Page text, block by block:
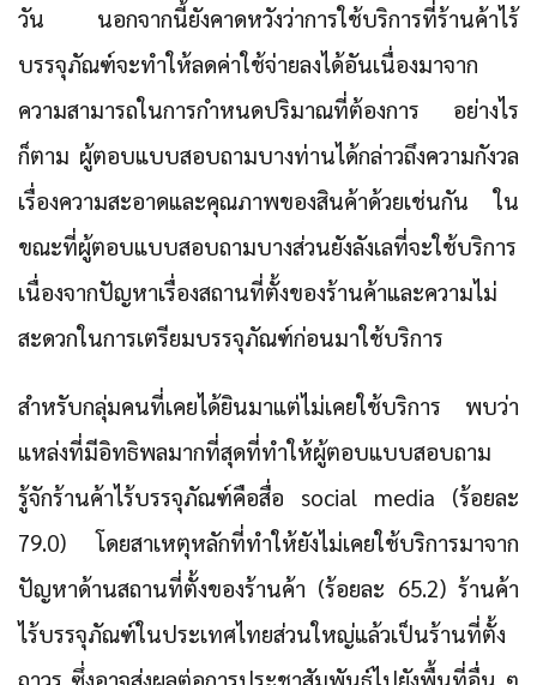
วัน นอกจากนี้ยังคาดหวังว่าการใช้บริการที่ร้านค้าไร้
บรรจุภัณฑ์จะทำให้ลดค่าใช้จ่ายลงได้อันเนื่องมาจาก
ความสามารถในการกำหนดปริมาณที่ต้องการ อย่างไร
ก็ตาม ผู้ตอบแบบสอบถามบางท่านได้กล่าวถึงความกังวล
เรื่องความสะอาดและคุณภาพของสินค้าด้วยเช่นกัน ใน
ขณะที่ผู้ตอบแบบสอบถามบางส่วนยังลังเลที่จะใช้บริการ
เนื่องจากปัญหาเรื่องสถานที่ตั้งของร้านค้าและความไม่
สะดวกในการเตรียมบรรจุภัณฑ์ก่อนมาใช้บริการ
สำหรับกลุ่มคนที่เคยได้ยินมาแต่ไม่เคยใช้บริการ พบว่า
แหล่งที่มีอิทธิพลมากที่สุดที่ทำให้ผู้ตอบแบบสอบถาม
รู้จักร้านค้าไร้บรรจุภัณฑ์คือสื่อ social media (ร้อยละ
79.0) โดยสาเหตุหลักที่ทำให้ยังไม่เคยใช้บริการมาจาก
ปัญหาด้านสถานที่ตั้งของร้านค้า (ร้อยละ 65.2) ร้านค้า
ไร้บรรจุภัณฑ์ในประเทศไทยส่วนใหญ่แล้วเป็นร้านที่ตั้ง